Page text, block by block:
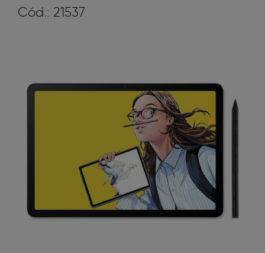
Cód.: 21537